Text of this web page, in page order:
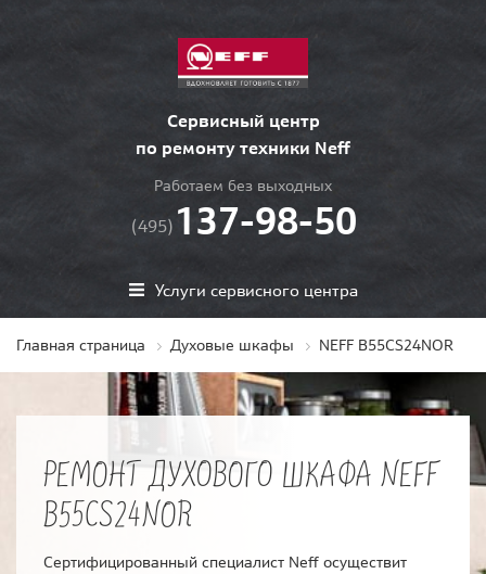
Сервисный центр
по ремонту техники Neff
Работаем без выходных
(495) 137-98-50
Услуги сервисного центра
Главная страница Духовые шкафы NEFF B55CS24NOR
РЕМОНТ ДУХОВОГО ШКАФА NEFF
B55CS24NOR
Сертифицированный специалист Neff осуществит